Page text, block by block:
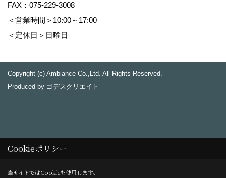
FAX：075-229-3008
＜営業時間＞10:00～17:00
＜定休日＞日曜日
Copyright (c) Ambiance Co.,Ltd. All Rights Reserved.
Produced by ゴデスクリエイト
Cookieポリシー
当サイトではCookieを使用します。